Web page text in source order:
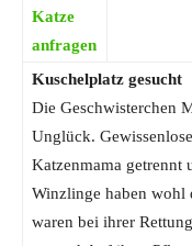
Katze
anfragen
Kuschelplatz gesucht
Die Geschwisterchen
Unglück.
Katzenmama getrennt
Winzlinge haben wohl
waren bei ihrer